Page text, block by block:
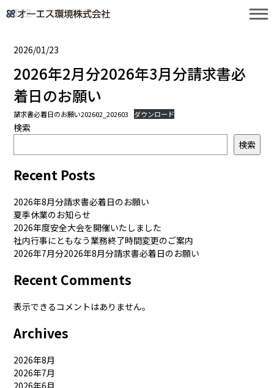
TOP 2026年1月
2026/01/23
2026年2月分2026年3月分請求書必
着日のお願い
請求書必着日のお願い202602_202603 ダウンロード
検索
検索
Recent Posts
2026年8月分請求書必着日のお願い
夏季休業のお知らせ
2026年度安全大会を開催いたしました
社内行事にともなう業務終了時間変更のご案内
2026年7月分2026年8月分請求書必着日のお願い
Recent Comments
表示できるコメントはありません。
Archives
2026年8月
2026年7月
2026年6月